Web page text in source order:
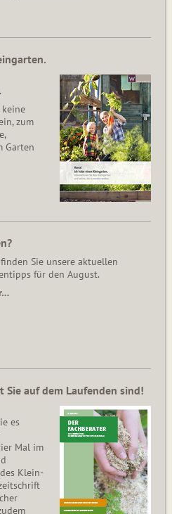
zum
Garten
Sie unsere aktuellen
für den August.
Sie auf dem Laufenden sind!
es
Mal im
Klein­